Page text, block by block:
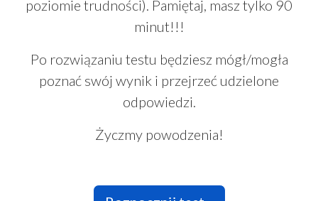
poziomie trudności). Pamiętaj, masz tylko 90
minut!!!
Po rozwiązaniu testu będziesz mógł/mogła
poznać swój wynik i przejrzeć udzielone
odpowiedzi.
Życzmy powodzenia!